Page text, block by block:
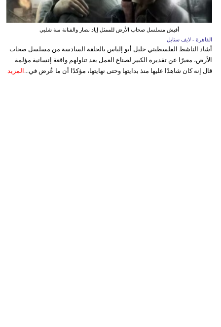
أفيش مسلسل صحاب الأرض للممثل إياد نصار والفنانة منة شلبي
القاهرة - لايف ستايل
أشاد الناشط الفلسطيني خليل أبو إلياس بالحلقة السادسة من مسلسل صحاب
الأرض، معبرًا عن تقديره الكبير لصناع العمل بعد تناولهم واقعة إنسانية مؤلمة
قال إنه كان شاهدًا عليها منذ بدايتها وحتى نهايتها، مؤكدًا أن ما عُرض في... المزيد